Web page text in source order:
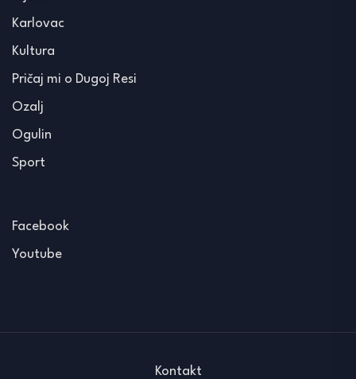
Karlovac
Kultura
Pričaj mi o Dugoj Resi
Ozalj
Ogulin
Sport
Facebook
Youtube
Kontakt